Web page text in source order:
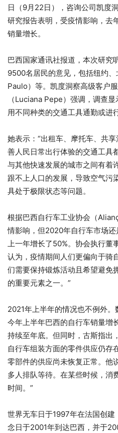
日（9月22日），咨询公司凯度
研究报告表明，受疫情影响，去
销量增长。
巴西国家通讯社报道，本次研究
9500名居民的意见，包括纽约
Paulo）等。凯度洞察高级客户
（Luciana Pepe）强调，调查
用不同种类的交通工具通勤或进
她表示：“出租车、摩托车、共
善人民日常出行体验的交通工具
与其他快速发展的城市之间有着
跟不上人口的发展，导致空气污
具处于极限状态等问题。
根据巴西自行车工业协会（
情影响，但2020年自行车市场
上一年增长了50%。协会执行董
认为，疫情期间人们更偏向于骑
们需要保持锻炼活动且希望避免
的重要元素之一。”
2021年上半年的情况也不例外。
今年上半年巴西的自行车销量增
持续至年底。但同时，古斯指出
自行车组装方面的零件供应仍存
零部件的供应尚未恢复正常。他
多人排队等待。在某些时候，消
时间。”
世界无车日于1997年在法国创
念日于2001年到达巴西，并于